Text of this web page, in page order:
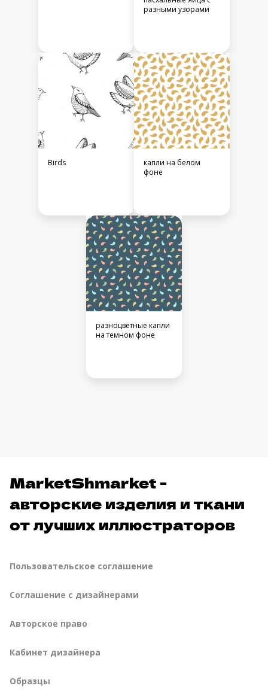
разными узорами
Birds
капли на белом
фоне
разноцветные капли
на темном фоне
MarketShmarket -
авторские изделия и ткани
от лучших иллюстраторов
Пользовательское соглашение
Соглашение с дизайнерами
Авторское право
Кабинет дизайнера
Образцы